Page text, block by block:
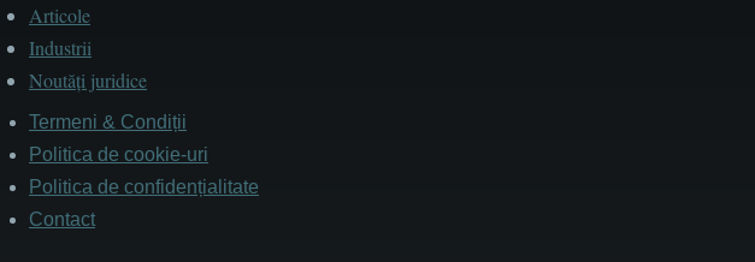
Articole
Industrii
Noutăți juridice
Subsol
Termeni & Condiții
Politica de cookie-uri
Politica de confidențialitate
Contact